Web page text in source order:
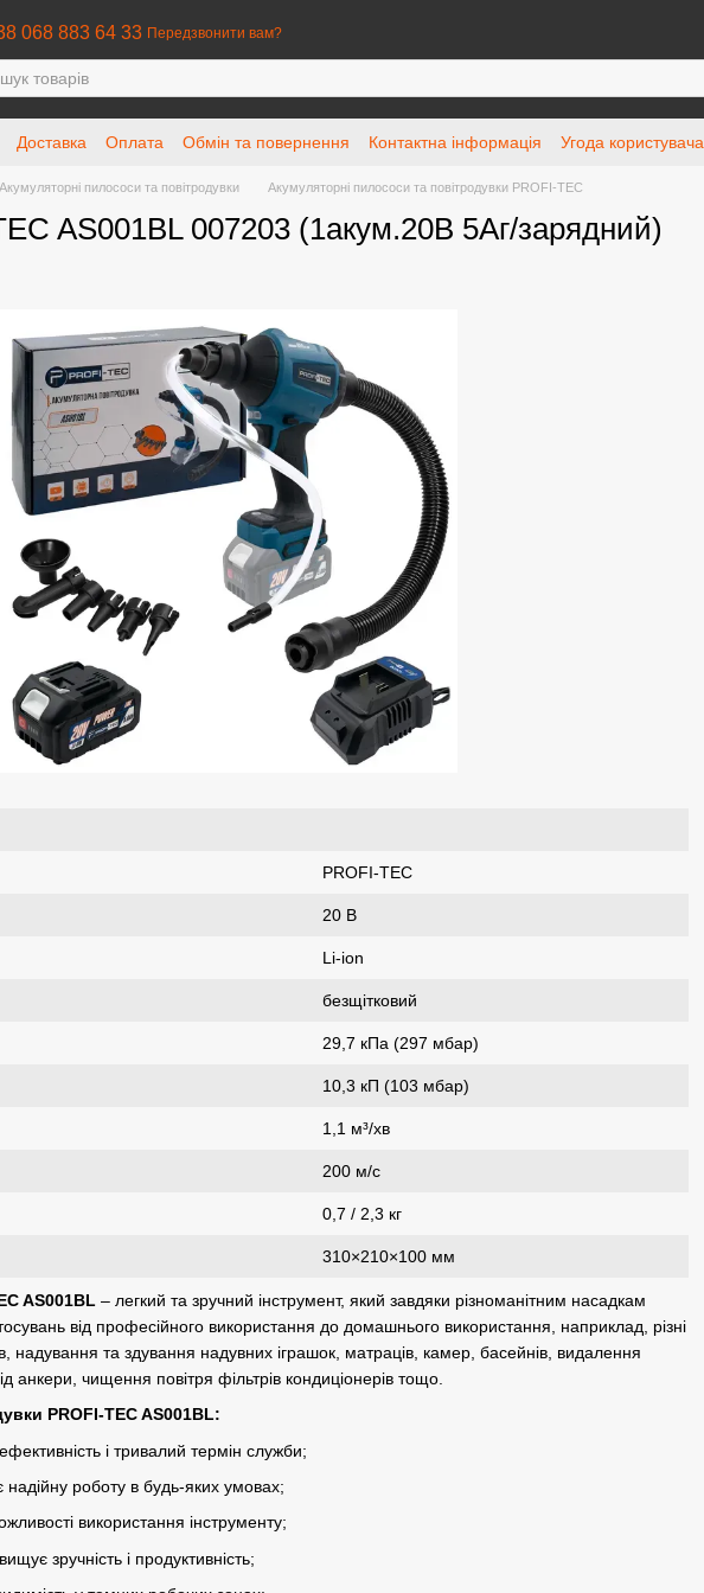
068 883 64 33 Передзвонити вам?
Доставка Оплата Обмін та повернення Контактна інформація Угода користувача
Акумуляторні пилососи та повітродувки Акумуляторні пилососи та повітродувки PROFI-TEC
AS001BL 007203 (1акум.20В 5Аг/зарядний)
PROFI-TEC
20 В
Li-ion
безщітковий
29,7 кПа (297 мбар)
10,3 кП (103 мбар)
1,1 м³/хв
200 м/с
0,7 / 2,3 кг
310×210×100 мм
AS001BL – легкий та зручний інструмент, який завдяки різноманітним насадкам
від професійного використання до домашнього використання, наприклад, різні
надування та здування надувних іграшок, матраців, камер, басейнів, видалення
анкери, чищення повітря фільтрів кондиціонерів тощо.
PROFI-TEC AS001BL:
і тривалий термін служби;
надійну роботу в будь-яких умовах;
використання інструменту;
зручність і продуктивність;